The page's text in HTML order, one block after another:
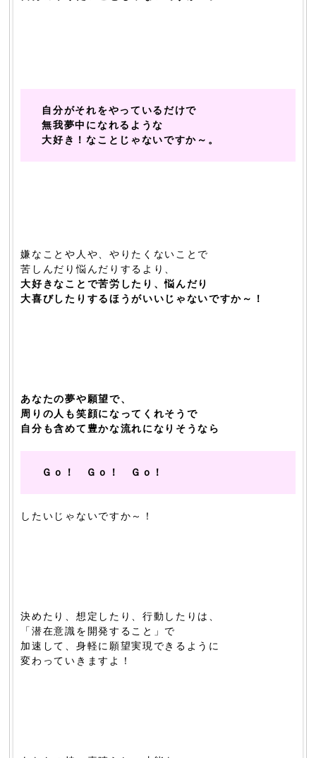
自分がそれをやっているだけで
無我夢中になれるような
大好き！なことじゃないですか～。
嫌なことや人や、やりたくないことで
苦しんだり悩んだりするより、
大好きなことで苦労したり、悩んだり
大喜びしたりするほうがいいじゃないですか～！
あなたの夢や願望で、
周りの人も笑顔になってくれそうで
自分も含めて豊かな流れになりそうなら
Ｇｏ！ Ｇｏ！ Ｇｏ！
したいじゃないですか～！
決めたり、想定したり、行動したりは、
「潜在意識を開発すること」で
加速して、身軽に願望実現できるように
変わっていきますよ！